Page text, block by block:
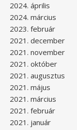
2024. április
2024. március
2023. február
2021. december
2021. november
2021. október
2021. augusztus
2021. május
2021. március
2021. február
2021. január